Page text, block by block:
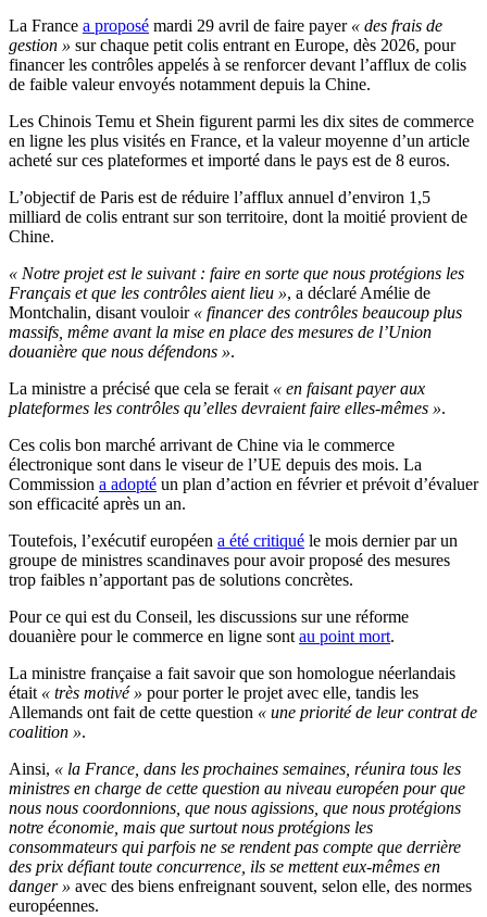
La France a proposé mardi 29 avril de faire payer « des frais de
gestion » sur chaque petit colis entrant en Europe, dès 2026, pour
financer les contrôles appelés à se renforcer devant l’afflux de colis
de faible valeur envoyés notamment depuis la Chine.
Les Chinois Temu et Shein figurent parmi les dix sites de commerce
en ligne les plus visités en France, et la valeur moyenne d’un article
acheté sur ces plateformes et importé dans le pays est de 8 euros.
L’objectif de Paris est de réduire l’afflux annuel d’environ 1,5
milliard de colis entrant sur son territoire, dont la moitié provient de
Chine.
« Notre projet est le suivant : faire en sorte que nous protégions les
Français et que les contrôles aient lieu », a déclaré Amélie de
Montchalin, disant vouloir « financer des contrôles beaucoup plus
massifs, même avant la mise en place des mesures de l’Union
douanière que nous défendons ».
La ministre a précisé que cela se ferait « en faisant payer aux
plateformes les contrôles qu’elles devraient faire elles-mêmes ».
Ces colis bon marché arrivant de Chine via le commerce
électronique sont dans le viseur de l’UE depuis des mois. La
Commission a adopté un plan d’action en février et prévoit d’évaluer
son efficacité après un an.
Toutefois, l’exécutif européen a été critiqué le mois dernier par un
groupe de ministres scandinaves pour avoir proposé des mesures
trop faibles n’apportant pas de solutions concrètes.
Pour ce qui est du Conseil, les discussions sur une réforme
douanière pour le commerce en ligne sont au point mort.
La ministre française a fait savoir que son homologue néerlandais
était « très motivé » pour porter le projet avec elle, tandis les
Allemands ont fait de cette question « une priorité de leur contrat de
coalition ».
Ainsi, « la France, dans les prochaines semaines, réunira tous les
ministres en charge de cette question au niveau européen pour que
nous nous coordonnions, que nous agissions, que nous protégions
notre économie, mais que surtout nous protégions les
consommateurs qui parfois ne se rendent pas compte que derrière
des prix défiant toute concurrence, ils se mettent eux-mêmes en
danger » avec des biens enfreignant souvent, selon elle, des normes
européennes.